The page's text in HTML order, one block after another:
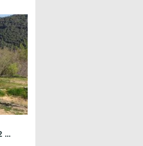
TRITONS: SORTIDA AL CORREDOR. 21 I 22 DE FEBRER